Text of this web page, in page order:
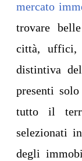
mercato
trovare
città, uffici,
distintiva
presenti
tutto il
selezionati
degli